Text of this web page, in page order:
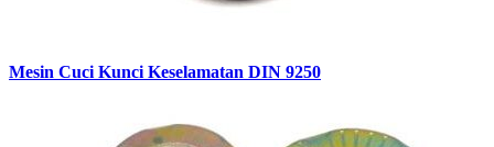
Mesin Cuci Kunci Keselamatan DIN 9250